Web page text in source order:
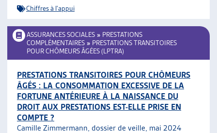
Chiffres à l'appui
ASSURANCES SOCIALES » PRESTATIONS
COMPLÉMENTAIRES » PRESTATIONS TRANSITOIRES
POUR CHÔMEURS ÂGÉES (LPTRA)
PRESTATIONS TRANSITOIRES POUR CHÔMEURS
ÂGÉS : LA CONSOMMATION EXCESSIVE DE LA
FORTUNE ANTÉRIEURE À LA NAISSANCE DU
DROIT AUX PRESTATIONS EST-ELLE PRISE EN
COMPTE ?
Camille Zimmermann, dossier de veille, mai 2024